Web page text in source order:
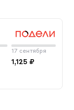
17 сентября
1,125 ₽